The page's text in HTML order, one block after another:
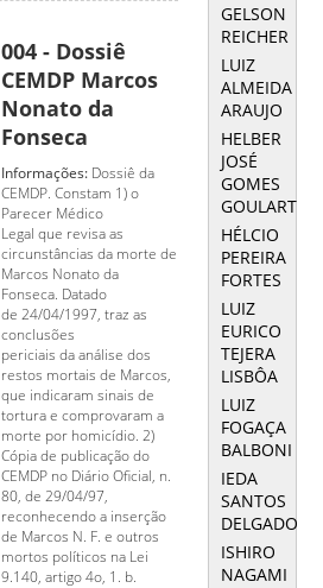
004 - Dossiê
CEMDP Marcos
Nonato da
Fonseca
Informações: Dossiê da
CEMDP. Constam 1) o
Parecer Médico
Legal que revisa as
circunstâncias da morte de
Marcos Nonato da
Fonseca. Datado
de 24/04/1997, traz as
conclusões
periciais da análise dos
restos mortais de Marcos,
que indicaram sinais de
tortura e comprovaram a
morte por homicídio. 2)
Cópia de publicação do
CEMDP no Diário Oficial, n.
80, de 29/04/97,
reconhecendo a inserção
de Marcos N. F. e outros
mortos políticos na Lei
9.140, artigo 4o, 1. b.
GELSON
REICHER
LUIZ
ALMEIDA
ARAUJO
HELBER
JOSÉ
GOMES
GOULART
HÉLCIO
PEREIRA
FORTES
LUIZ
EURICO
TEJERA
LISBÔA
LUIZ
FOGAÇA
BALBONI
IEDA
SANTOS
DELGADO
ISHIRO
NAGAMI